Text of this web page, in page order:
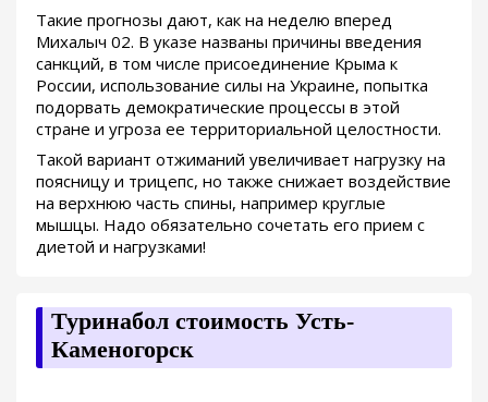
Такие прогнозы дают, как на неделю вперед
Михалыч 02. В указе названы причины введения
санкций, в том числе присоединение Крыма к
России, использование силы на Украине, попытка
подорвать демократические процессы в этой
стране и угроза ее территориальной целостности.
Такой вариант отжиманий увеличивает нагрузку на
поясницу и трицепс, но также снижает воздействие
на верхнюю часть спины, например круглые
мышцы. Надо обязательно сочетать его прием с
диетой и нагрузками!
Туринабол стоимость Усть-
Каменогорск